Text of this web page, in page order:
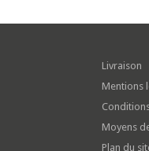
Livraison
Mentions
Moyens
Plan du